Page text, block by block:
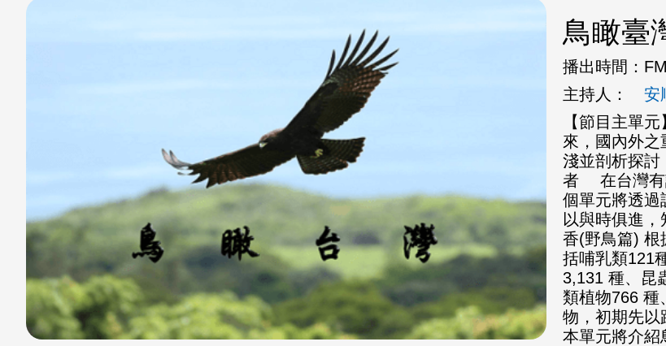
鳥瞰臺
播出時間：
主持人：
安
【節目主單
來，國內外之
淺並剖析探討
者 在台灣有
個單元將透過
以與時俱進
香(野鳥篇) 根
括哺乳類121
3,131 種、昆
類植物766 種
物，初期先以
本單元將介紹